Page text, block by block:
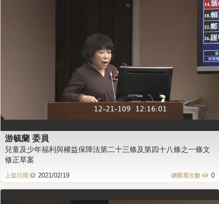
游毓蘭 委員
兒童及少年福利與權益保障法第二十三條及第四十八條之一條文
修正草案
2021/02/19 0